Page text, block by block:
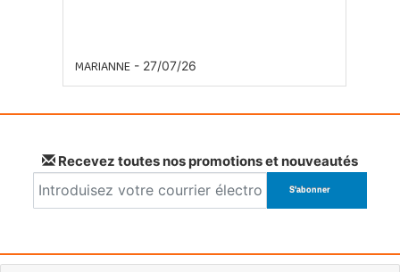
MARIANNE- 27/07/26
Recevez toutes nos promotions et nouveautés